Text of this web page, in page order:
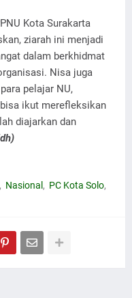
Kota Surakarta
ziarah ini menjadi
dalam berkhidmat
Nisa juga
pelajar NU,
ikut merefleksikan
diajarkan dan
Nasional
PC Kota Solo